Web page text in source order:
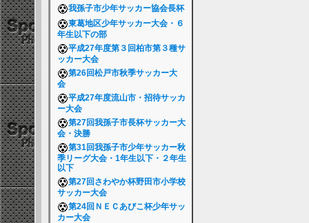
我孫子市少年サッカー協会長杯
東葛地区少年サッカー大会・６
年生以下の部
平成27年度第３回柏市第３種サ
ッカー大会
第26回松戸市秋季サッカー大
会
平成27年度流山市・招待サッカ
ー大会
第27回我孫子市長杯サッカー大
会・決勝
第31回我孫子市少年サッカー秋
季リーグ大会・1年生以下・２年生
以下
第27回さわやか杯野田市小学校
サッカー大会
第24回ＮＥＣあびこ杯少年サッ
カー大会